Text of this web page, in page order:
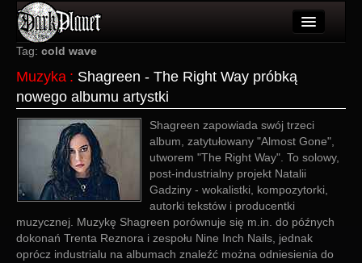
Artykuły
Użytkownicy
Wydarzenia
Galeria
Forum
Login
Tag: cold wave
Muzyka : Shagreen - The Right Way próbką
nowego albumu artystki
Shagreen zapowiada swój trzeci
album, zatytułowany "Almost Gone",
utworem "The Right Way". To solowy,
post-industrialny projekt Natalii
Gadziny - wokalistki, kompozytorki,
autorki tekstów i producentki
muzycznej. Muzykę Shagreen porównuje się m.in. do późnych
dokonań Trenta Reznora i zespołu Nine Inch Nails, jednak
oprócz industrialu na albumach znaleźć można odniesienia do